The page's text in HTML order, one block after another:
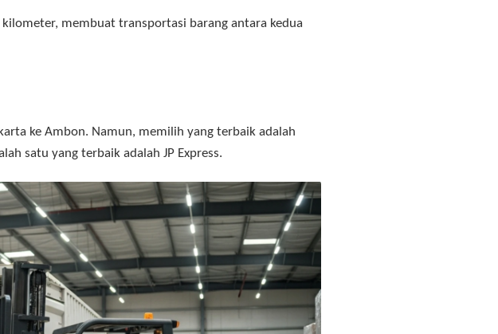
membuat transportasi barang antara kedua
ke Ambon. Namun, memilih yang terbaik adalah
satu yang terbaik adalah JP Express.